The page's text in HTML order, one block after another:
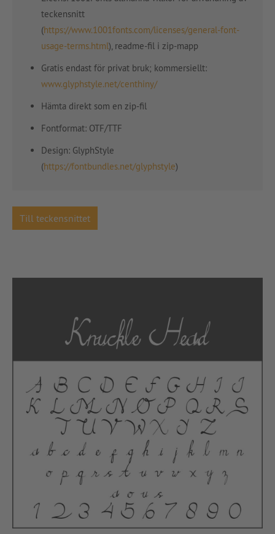
teckensnitt
(https://www.1001fonts.com/licenses/general-font-
usage-terms.html), readme-fil i zip-mapp
Gratis endast för privat bruk; kommersiellt:
www.glyphstyle.net/centhiny/
Hämta direkt som en zip-fil
Fontformat: OTF/TTF
Design: GlyphStyle
(https://fontbundles.net/glyphstyle)
Till teckensnittet